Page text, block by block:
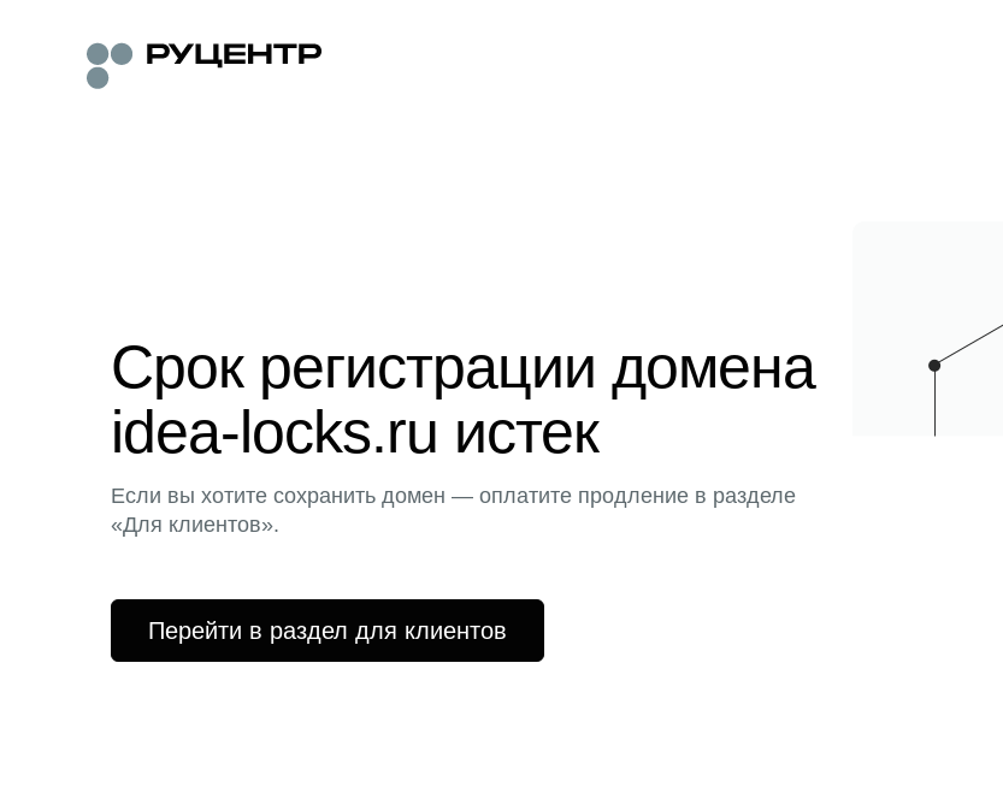
Срок регистрации домена
idea-locks.ru истек
Если вы хотите сохранить домен — оплатите продление в разделе
«Для клиентов».
Перейти в раздел для клиентов